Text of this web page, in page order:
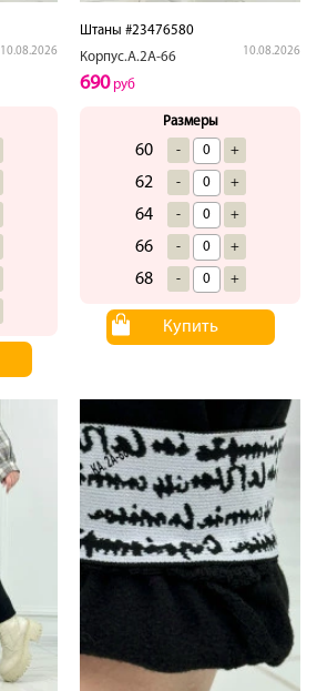
10.08.2026
Штаны #23476580
Корпус.А.2А-66
10.08.2026
690руб
Размеры
60 - +
62 - +
64 - +
66 - +
68 - +
Купить